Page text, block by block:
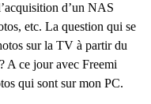
d’un NAS
etc. La question qui se
sur la TV à partir du
A ce jour avec Freemi
qui sont sur mon PC.